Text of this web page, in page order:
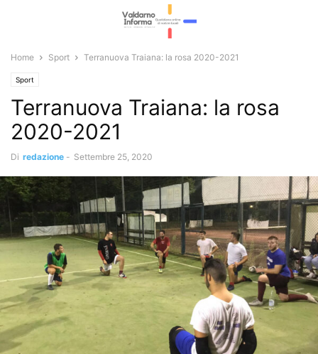
Home Sport Terranuova Traiana: la rosa 2020-2021
Sport
Terranuova Traiana: la rosa
2020-2021
Di redazione - Settembre 25, 2020